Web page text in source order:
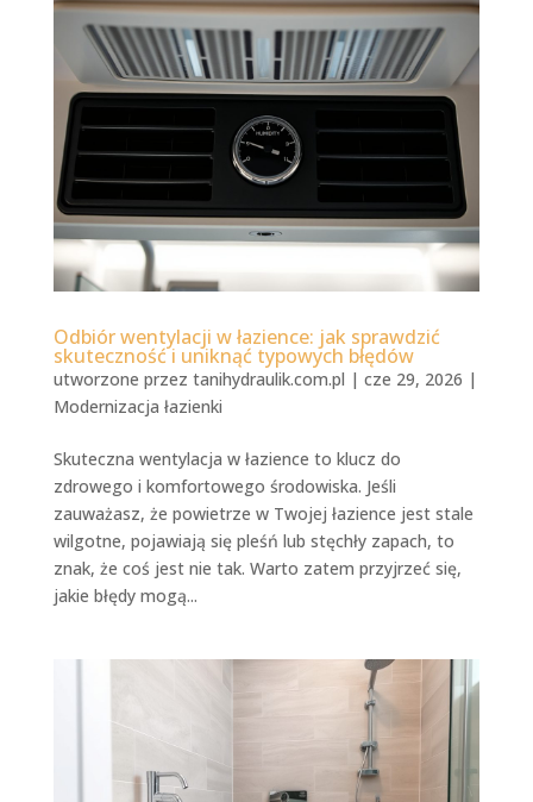
Odbiór wentylacji w łazience: jak sprawdzić
skuteczność i uniknąć typowych błędów
utworzone przez tanihydraulik.com.pl | cze 29, 2026 |
Modernizacja łazienki
Skuteczna wentylacja w łazience to klucz do
zdrowego i komfortowego środowiska. Jeśli
zauważasz, że powietrze w Twojej łazience jest stale
wilgotne, pojawiają się pleśń lub stęchły zapach, to
znak, że coś jest nie tak. Warto zatem przyjrzeć się,
jakie błędy mogą...